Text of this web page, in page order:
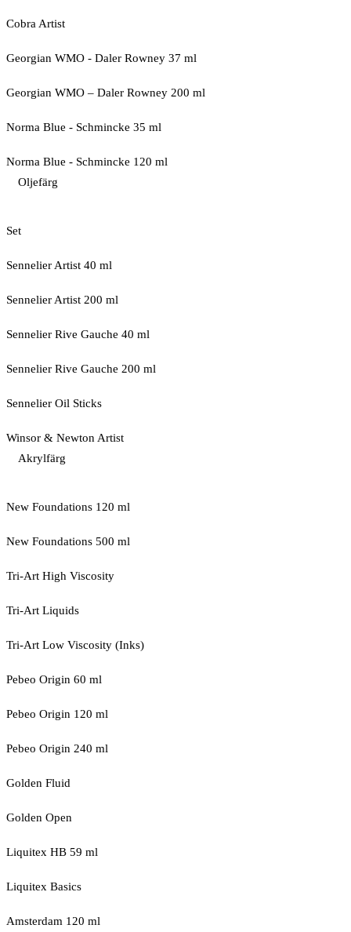
Cobra Artist
Georgian WMO - Daler Rowney 37 ml
Georgian WMO – Daler Rowney 200 ml
Norma Blue - Schmincke 35 ml
Norma Blue - Schmincke 120 ml
Oljefärg
Set
Sennelier Artist 40 ml
Sennelier Artist 200 ml
Sennelier Rive Gauche 40 ml
Sennelier Rive Gauche 200 ml
Sennelier Oil Sticks
Winsor & Newton Artist
Akrylfärg
New Foundations 120 ml
New Foundations 500 ml
Tri-Art High Viscosity
Tri-Art Liquids
Tri-Art Low Viscosity (Inks)
Pebeo Origin 60 ml
Pebeo Origin 120 ml
Pebeo Origin 240 ml
Golden Fluid
Golden Open
Liquitex HB 59 ml
Liquitex Basics
Amsterdam 120 ml